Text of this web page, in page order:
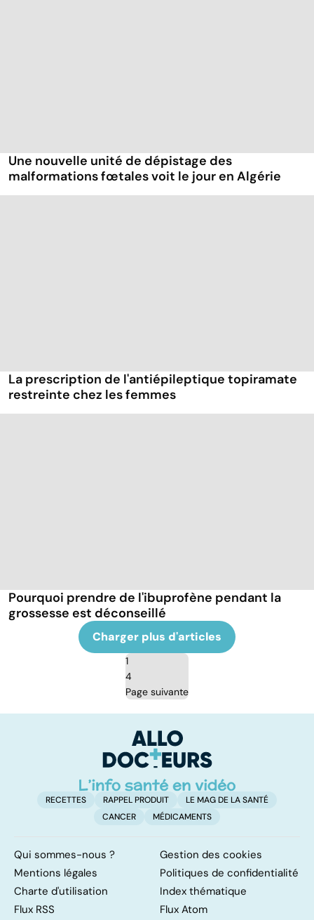
Une nouvelle unité de dépistage des
malformations fœtales voit le jour en Algérie
La prescription de l'antiépileptique topiramate
restreinte chez les femmes
Pourquoi prendre de l'ibuprofène pendant la
grossesse est déconseillé
Charger plus d'articles
1
4
Page suivante
RECETTES RAPPEL PRODUIT
LE MAG DE LA SANTÉ
CANCER
MÉDICAMENTS
Qui sommes-nous ?
Gestion des cookies
Mentions légales
Politiques de confidentialité
Charte d'utilisation
Index thématique
Flux RSS
Flux Atom